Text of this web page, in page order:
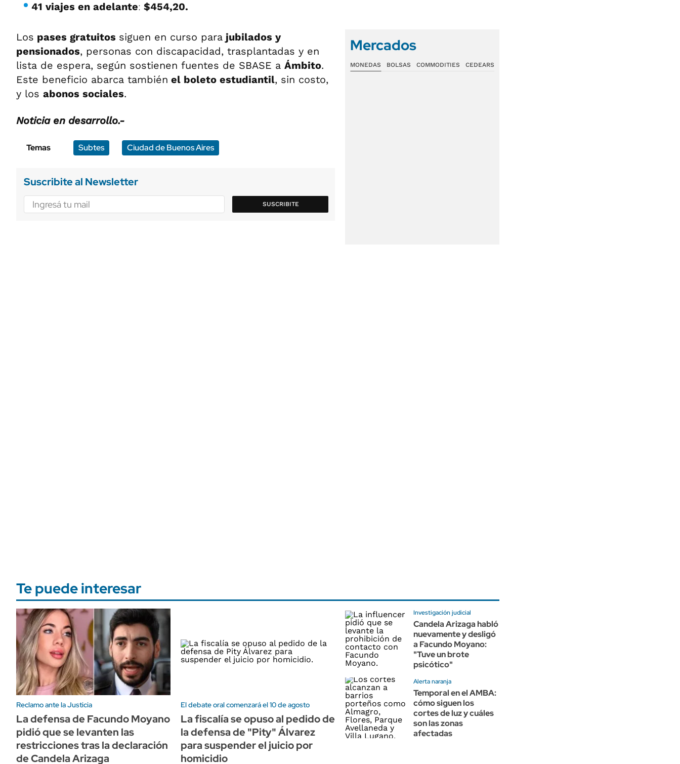
41 viajes en adelante: $454,20.
Los pases gratuitos siguen en curso para jubilados y
pensionados, personas con discapacidad, trasplantadas y en
lista de espera, según sostienen fuentes de SBASE a Ámbito.
Este beneficio abarca también el boleto estudiantil, sin costo,
y los abonos sociales.
Noticia en desarrollo.-
Temas Subtes Ciudad de Buenos Aires
Suscribite al Newsletter
SUSCRIBITE
Mercados
MONEDAS BOLSAS COMMODITIES CEDEARS
Te puede interesar
Reclamo ante la Justicia
La defensa de Facundo Moyano
pidió que se levanten las
restricciones tras la declaración
de Candela Arizaga
El debate oral comenzará el 10 de agosto
La fiscalía se opuso al pedido de
la defensa de "Pity" Álvarez
para suspender el juicio por
homicidio
Investigación judicial
Candela Arizaga habló
nuevamente y desligó
a Facundo Moyano:
"Tuve un brote
psicótico"
Alerta naranja
Temporal en el AMBA:
cómo siguen los
cortes de luz y cuáles
son las zonas
afectadas